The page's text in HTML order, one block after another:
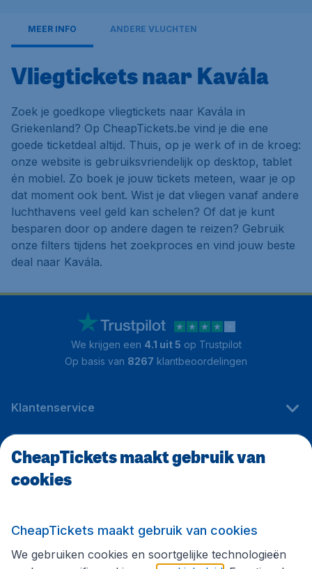
MEER INFO ANDERE VLUCHTEN
Vliegtickets naar Kavála
Zoek je goedkope vliegtickets naar Kavála in
Griekenland? Op CheapTickets.be vind je die ene
goede ticketdeal altijd. Thuis, op je werk of in de kroeg:
onze website is gebruiksvriendelijk op desktop, tablet
én mobiel. Zo boek je jouw tickets meteen, waar je op
dat moment ook bent. Wist je dat vliegen vanaf andere
luchthavens veel geld kan schelen? Of dat je kunt
besparen door op andere dagen te reizen? Gebruik
onze filters tijdens het zoekproces en vind jouw beste
deal naar Kavála.
We krijgen een 4.1 uit 5 op Trustpilot
Op basis van 8267 klantbeoordelingen
Klantenservice
CheapTickets.be
Volg CheapTickets.be
CheapTickets maakt gebruik van
cookies
CheapTickets maakt gebruik van cookies
We gebruiken cookies en soortgelijke technologieën